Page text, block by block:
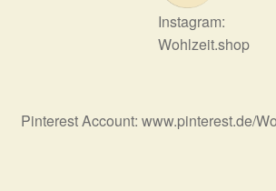
Instagram:
Wohlzeit.shop
Pinterest Account: www.pinterest.de/